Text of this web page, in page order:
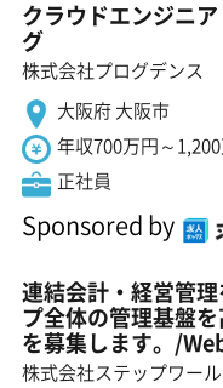
クラウドエンジニ
グ
株式会社プログデンス
大阪府 大阪市
年収700万円～
正社員
Sponsored by
連結会計・経営管
プ全体の管理基盤
を募集します。/
株式会社ステップワー